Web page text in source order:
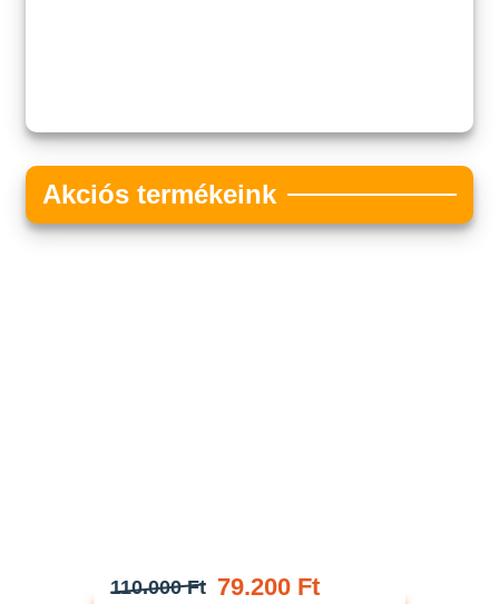
Akciós termékeink
110.000 Ft 79.200 Ft